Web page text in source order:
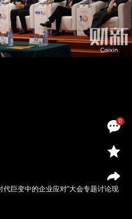
0
巨变中的企业应对”大会专题讨论现